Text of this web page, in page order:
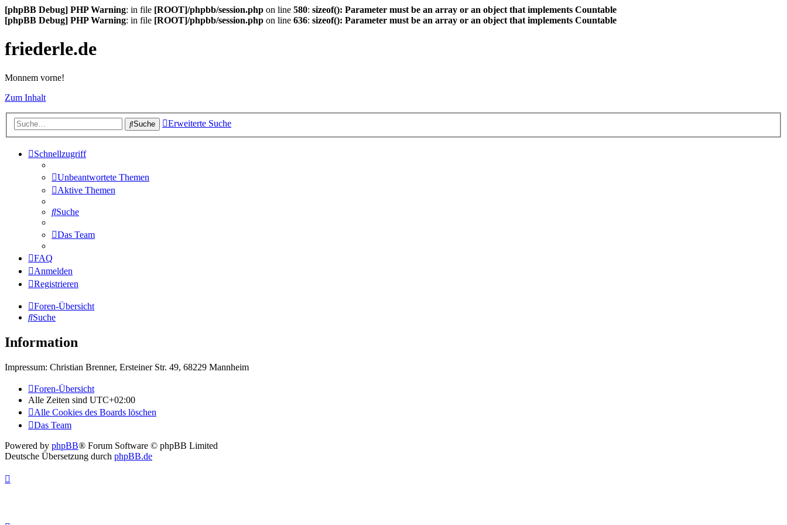
[phpBB Debug] PHP Warning: in file [ROOT]/phpbb/session.php on line 580: sizeof(): Parameter must be an array or an object that implements Countable
[phpBB Debug] PHP Warning: in file [ROOT]/phpbb/session.php on line 636: sizeof(): Parameter must be an array or an object that implements Countable
friederle.de
Monnem vorne!
Zum Inhalt
Suche Erweiterte Suche
Schnellzugriff
Unbeantwortete Themen
Aktive Themen
Suche
Das Team
FAQ
Anmelden
Registrieren
Foren-Übersicht
Suche
Information
Impressum: Christian Brenner, Ersteiner Str. 49, 68229 Mannheim
Foren-Übersicht
Alle Zeiten sind UTC+02:00
Alle Cookies des Boards löschen
Das Team
Powered by phpBB® Forum Software © phpBB Limited
Deutsche Übersetzung durch phpBB.de